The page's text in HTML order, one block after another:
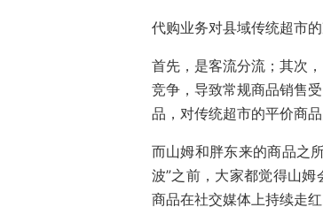
代购业务对县域传统超市的
首先，是客流分流；其次
竞争，导致常规商品销售
品，对传统超市的平价商品
而山姆和胖东来的商品之
波”之前，大家都觉得山
商品在社交媒体上持续走